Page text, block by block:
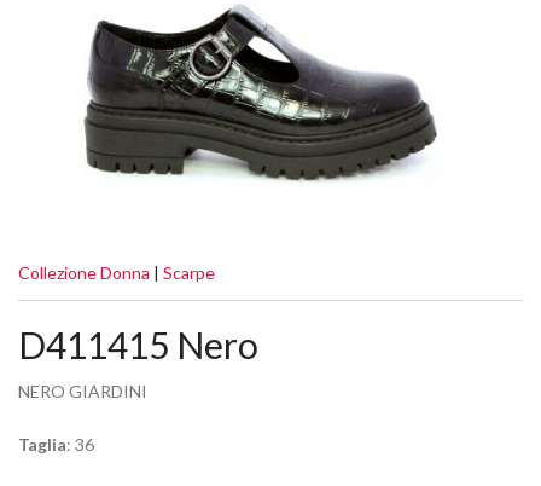
Collezione Donna | Scarpe
D411415 Nero
NERO GIARDINI
Taglia: 36